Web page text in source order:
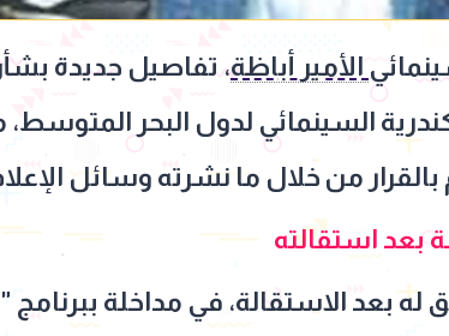
الأمير أباظة، تفاصيل جديدة
السينمائي لدول البحر المتوسط،
بالقرار من خلال ما نشرته وسائل
بعد استقالته
بعد الاستقالة، في مداخلة ببرنامج